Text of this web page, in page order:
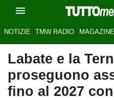
NOTIZIE TMW RADIO MAGAZINE
Labate e la
proseguono
fino al 2027